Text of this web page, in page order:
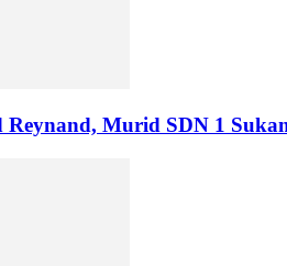
Reynand, Murid SDN 1